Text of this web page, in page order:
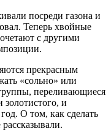
посреди газона и
Теперь хвойные
с другими
прекрасным
«сольно» или
переливающиеся
золотистого, и
О том, как сделать